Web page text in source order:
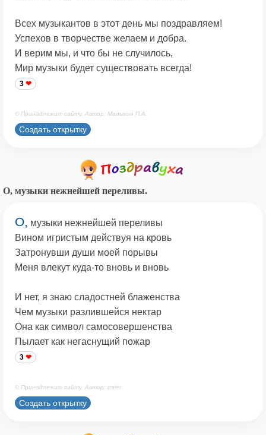
Всех музыкантов в этот день мы поздравляем!
Успехов в творчестве желаем и добра.
И верим мы, и что бы не случилось,
Мир музыки будет существовать всегда!
3
© Принадлежит сайту. Автор: Малыхин П.А.
Создать открытку
О, музыки нежнейшей переливы.
О, музыки нежнейшей переливы
Вином игристым действуя на кровь
Затронувши души моей порывы
Меня влекут куда-то вновь и вновь
И нет, я знаю сладостней блаженства
Чем музыки разлившейся нектар
Она как символ самосовершенства
Пылает как негаснущий пожар
3
© Принадлежит сайту. Автор: ualer
Создать открытку